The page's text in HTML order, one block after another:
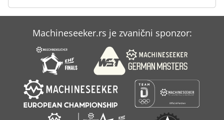
Machineseeker.rs je zvanični sponzor: